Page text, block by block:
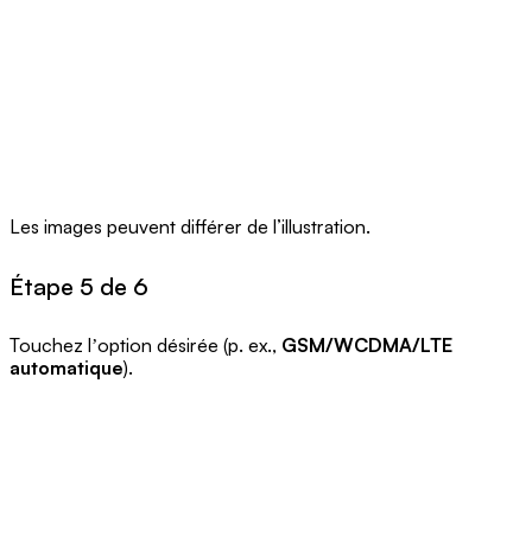
Les images peuvent différer de l’illustration.
Étape 5 de 6
Touchez lʼoption désirée (p. ex., GSM/WCDMA/LTE
automatique).